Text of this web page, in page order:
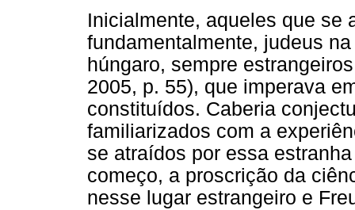
Inicialmente, aqueles que se
fundamentalmente, judeus
húngaro, sempre
2005, p. 55), que imperava
constituídos. Caberia
familiarizados com a
se atraídos por essa
começo, a proscrição da
nesse lugar estrangeiro e